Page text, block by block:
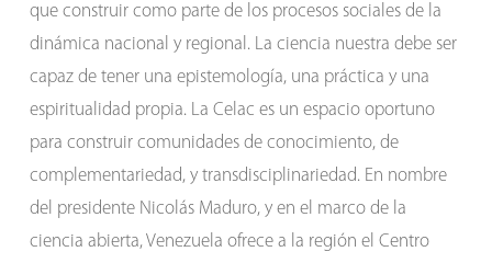
que construir como parte de los procesos sociales de la
dinámica nacional y regional. La ciencia nuestra debe ser
capaz de tener una epistemología, una práctica y una
espiritualidad propia. La Celac es un espacio oportuno
para construir comunidades de conocimiento, de
complementariedad, y transdisciplinariedad. En nombre
del presidente Nicolás Maduro, y en el marco de la
ciencia abierta, Venezuela ofrece a la región el Centro